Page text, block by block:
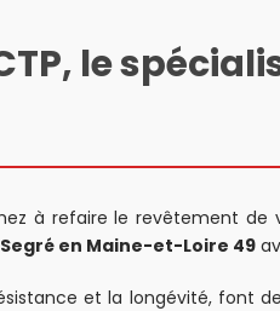
le
à refaire le revêtement de
en Maine-et-Loire 49
et la longévité, font